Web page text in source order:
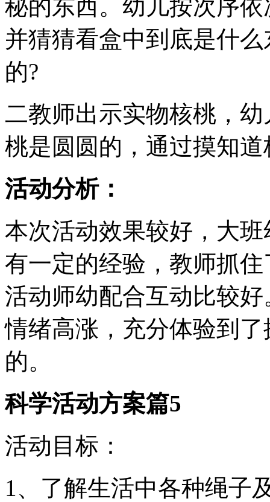
秘的东西。幼儿按次序
并猜猜看盒中到底是什
的?
二教师出示实物核桃，
桃是圆圆的，通过摸知
活动分析：
本次活动效果较好，大
有一定的经验，教师抓
活动师幼配合互动比较
情绪高涨，充分体验到
的。
科学活动方案篇5
活动目标：
1、了解生活中各种绳子